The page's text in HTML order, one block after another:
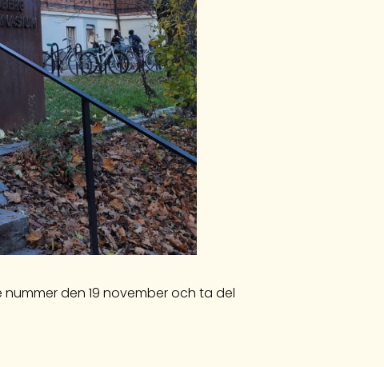
den 19 november och ta del